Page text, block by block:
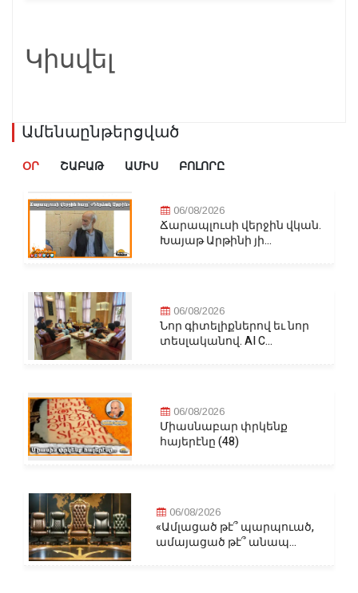
Կիսվել
Ամենաընթերցված
ՕՐ ՇԱԲԱԹ ԱՄԻՍ ԲՈԼՈՐԸ
06/08/2026
Ճարապլուսի վերջին վկան.
Խայաթ Արթինի յի...
06/08/2026
Նոր գիտելիքներով եւ նոր
տեսլականով. AI C...
06/08/2026
Միասնաբար փրկենք
հայերէնը (48)
06/08/2026
«Ամլացած թէ՞ պարպուած,
ամայացած թէ՞ անապ...